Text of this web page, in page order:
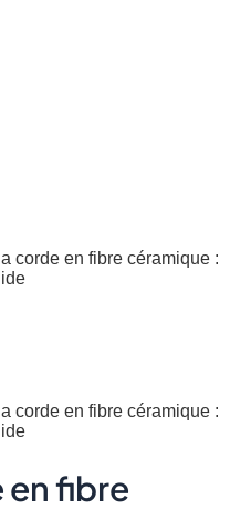
corde en fibre céramique :
corde en fibre céramique :
en fibre